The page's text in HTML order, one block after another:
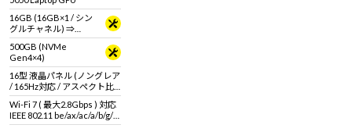
16GB (16GB×1 / シン
グルチャネル) ⇒
32GB (32GB×1 / シン
グルチャネル)＜ 2026
年7月27日 15時00分～
2026年8月17日 14時59
分＞
500GB (NVMe
Gen4×4)
16型 液晶パネル (ノングレア
/ 165Hz対応 / アスペクト比
16:10)
Wi-Fi 7 ( 最大2.8Gbps ) 対応
IEEE 802.11 be/ax/ac/a/b/g/n
準拠 ＋ Bluetooth 5内蔵